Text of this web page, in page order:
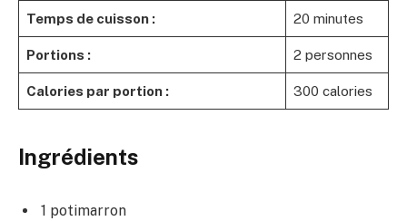
Temps de cuisson : 20 minutes
Portions : 2 personnes
Calories par portion : 300 calories
Ingrédients
1 potimarron